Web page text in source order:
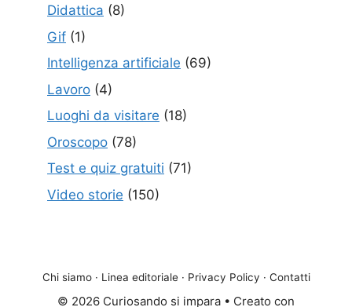
Didattica (8)
Gif (1)
Intelligenza artificiale (69)
Lavoro (4)
Luoghi da visitare (18)
Oroscopo (78)
Test e quiz gratuiti (71)
Video storie (150)
Chi siamo · Linea editoriale · Privacy Policy · Contatti
© 2026 Curiosando si impara • Creato con